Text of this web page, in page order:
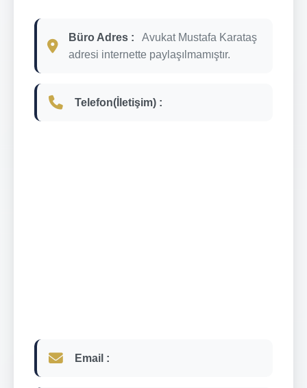
Büro Adres :
Avukat Mustafa Karataş
adresi internette paylaşılmamıştır.
Telefon(İletişim) :
Email :